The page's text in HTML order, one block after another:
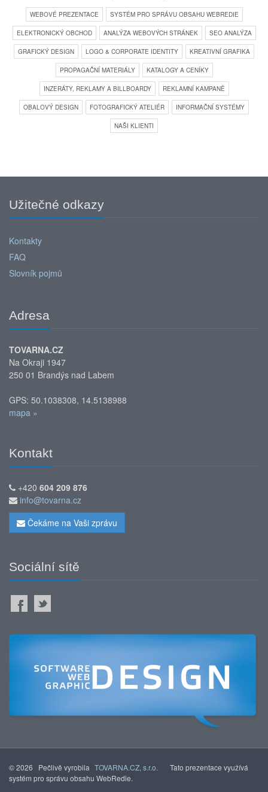
WEBOVÉ PREZENTACE SYSTÉM PRO SPRÁVU OBSAHU WEBREDIE
ELEKTRONICKÝ OBCHOD ANALÝZA WEBOVÝCH STRÁNEK SEO ANALÝZA
GRAFICKÝ DESIGN LOGO & CORPORATE IDENTITY KREATIVNÍ GRAFIKA
PROPAGAČNÍ MATERIÁLY KATALOGY A CENÍKY
INZERÁTY, REKLAMY A BILLBOARDY REKLAMNÍ KAMPANĚ
OBALOVÝ DESIGN FOTOGRAFICKÝ ATELIÉR INFORMAČNÍ SYSTÉMY
NAŠI KLIENTI
Užitečné odkazy
Kontakty
FAQ
Slovník pojmů
Adresa
TOVARNA.CZ
Na Okraji 1947
250 01 Brandýs nad Labem
GPS: 50.1038308, 14.5138988
mapa »
Kontakt
+420 604 209 876
info@tovarna.cz
Čekáme na Vaši zprávu
Sociální sítě
© 2026 Pečlivě vyrobila TOVARNA.CZ, s.r.o.
Tato prezentace využívá
systém pro správu obsahu WebRedie.